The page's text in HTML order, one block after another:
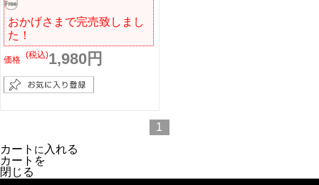
おかげさまで完売致しまし
た！
価格 1,980円
(税込)
1
カート に 入れる
カートを
閉じる